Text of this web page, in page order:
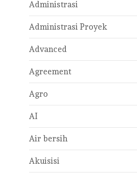
Administrasi
Administrasi Proyek
Advanced
Agreement
Agro
AI
Air bersih
Akuisisi